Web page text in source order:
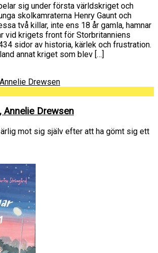
sig under första världskriget och
skolkamraterna Henry Gaunt och
två killar, inte ens 18 år gamla, hamnar
vid krigets front för Storbritanniens
sidor av historia, kärlek och frustration.
annat kriget som blev […]
Annelie Drewsen
ärlig mot sig själv efter att ha gömt sig ett